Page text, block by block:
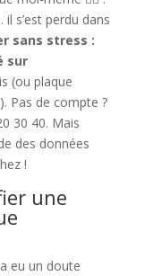
s’est perdu dans
sans stress :
sur
(ou plaque
Pas de compte ?
30 40. Mais
des données
!
une
eu un doute